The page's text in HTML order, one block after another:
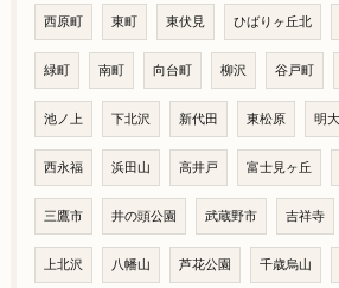
西原町 東町 東伏見 ひばりヶ丘北
緑町 南町 向台町 柳沢 谷戸町
池ノ上 下北沢 新代田 東松原 明
西永福 浜田山 高井戸 富士見ヶ丘
三鷹市 井の頭公園 武蔵野市 吉祥寺
上北沢 八幡山 芦花公園 千歳烏山